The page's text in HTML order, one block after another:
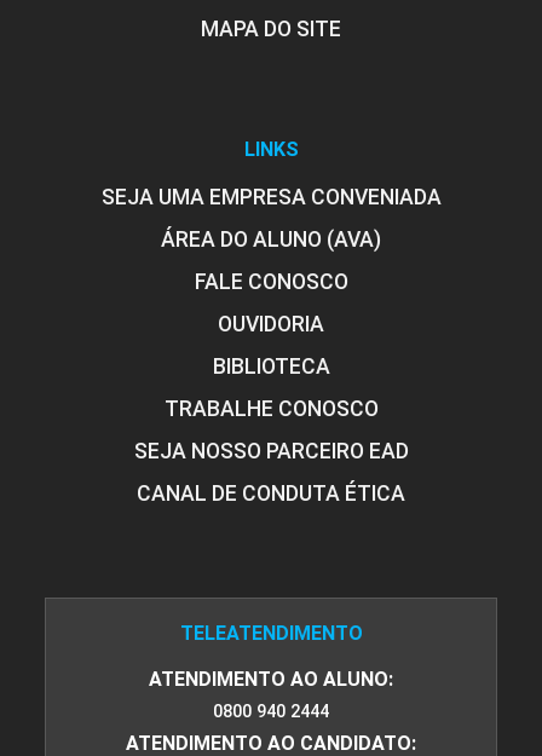
MAPA DO SITE
LINKS
SEJA UMA EMPRESA CONVENIADA
ÁREA DO ALUNO (AVA)
FALE CONOSCO
OUVIDORIA
BIBLIOTECA
TRABALHE CONOSCO
SEJA NOSSO PARCEIRO EAD
CANAL DE CONDUTA ÉTICA
TELEATENDIMENTO
ATENDIMENTO AO ALUNO:
0800 940 2444
ATENDIMENTO AO CANDIDATO: